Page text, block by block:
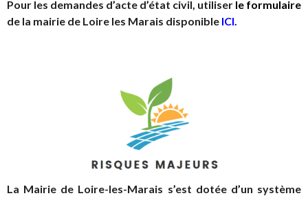
Pour les demandes d’acte d’état civil, utiliser le formulaire
de la mairie de Loire les Marais disponible ICI.
La Mairie de Loire-les-Marais s’est dotée d’un système